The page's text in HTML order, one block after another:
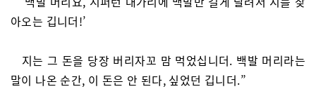
아오는 깁니더!’
지는 그 돈을 당장 버리자꼬 맘 먹었십니더. 백발 머리라는
말이 나온 순간, 이 돈은 안 된다, 싶었던 깁니더.”